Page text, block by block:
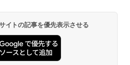
イトの記事を優先表示させる